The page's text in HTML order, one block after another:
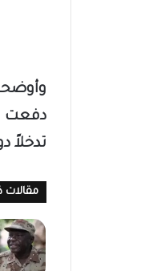
دفعت
تدخلاً
مقالات